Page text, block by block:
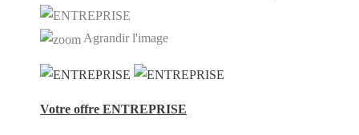
Agrandir l'image
Votre offre ENTREPRISE